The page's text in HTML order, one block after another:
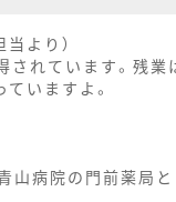
より）
れています。残
いますよ。
病院の門前薬局